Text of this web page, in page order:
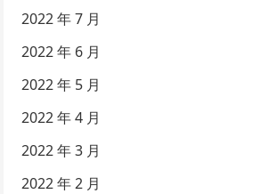
2022 年 7 月
2022 年 6 月
2022 年 5 月
2022 年 4 月
2022 年 3 月
2022 年 2 月